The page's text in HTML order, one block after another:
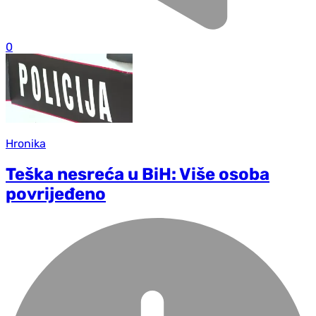
0
Hronika
Teška nesreća u BiH: Više osoba
povrijeđeno